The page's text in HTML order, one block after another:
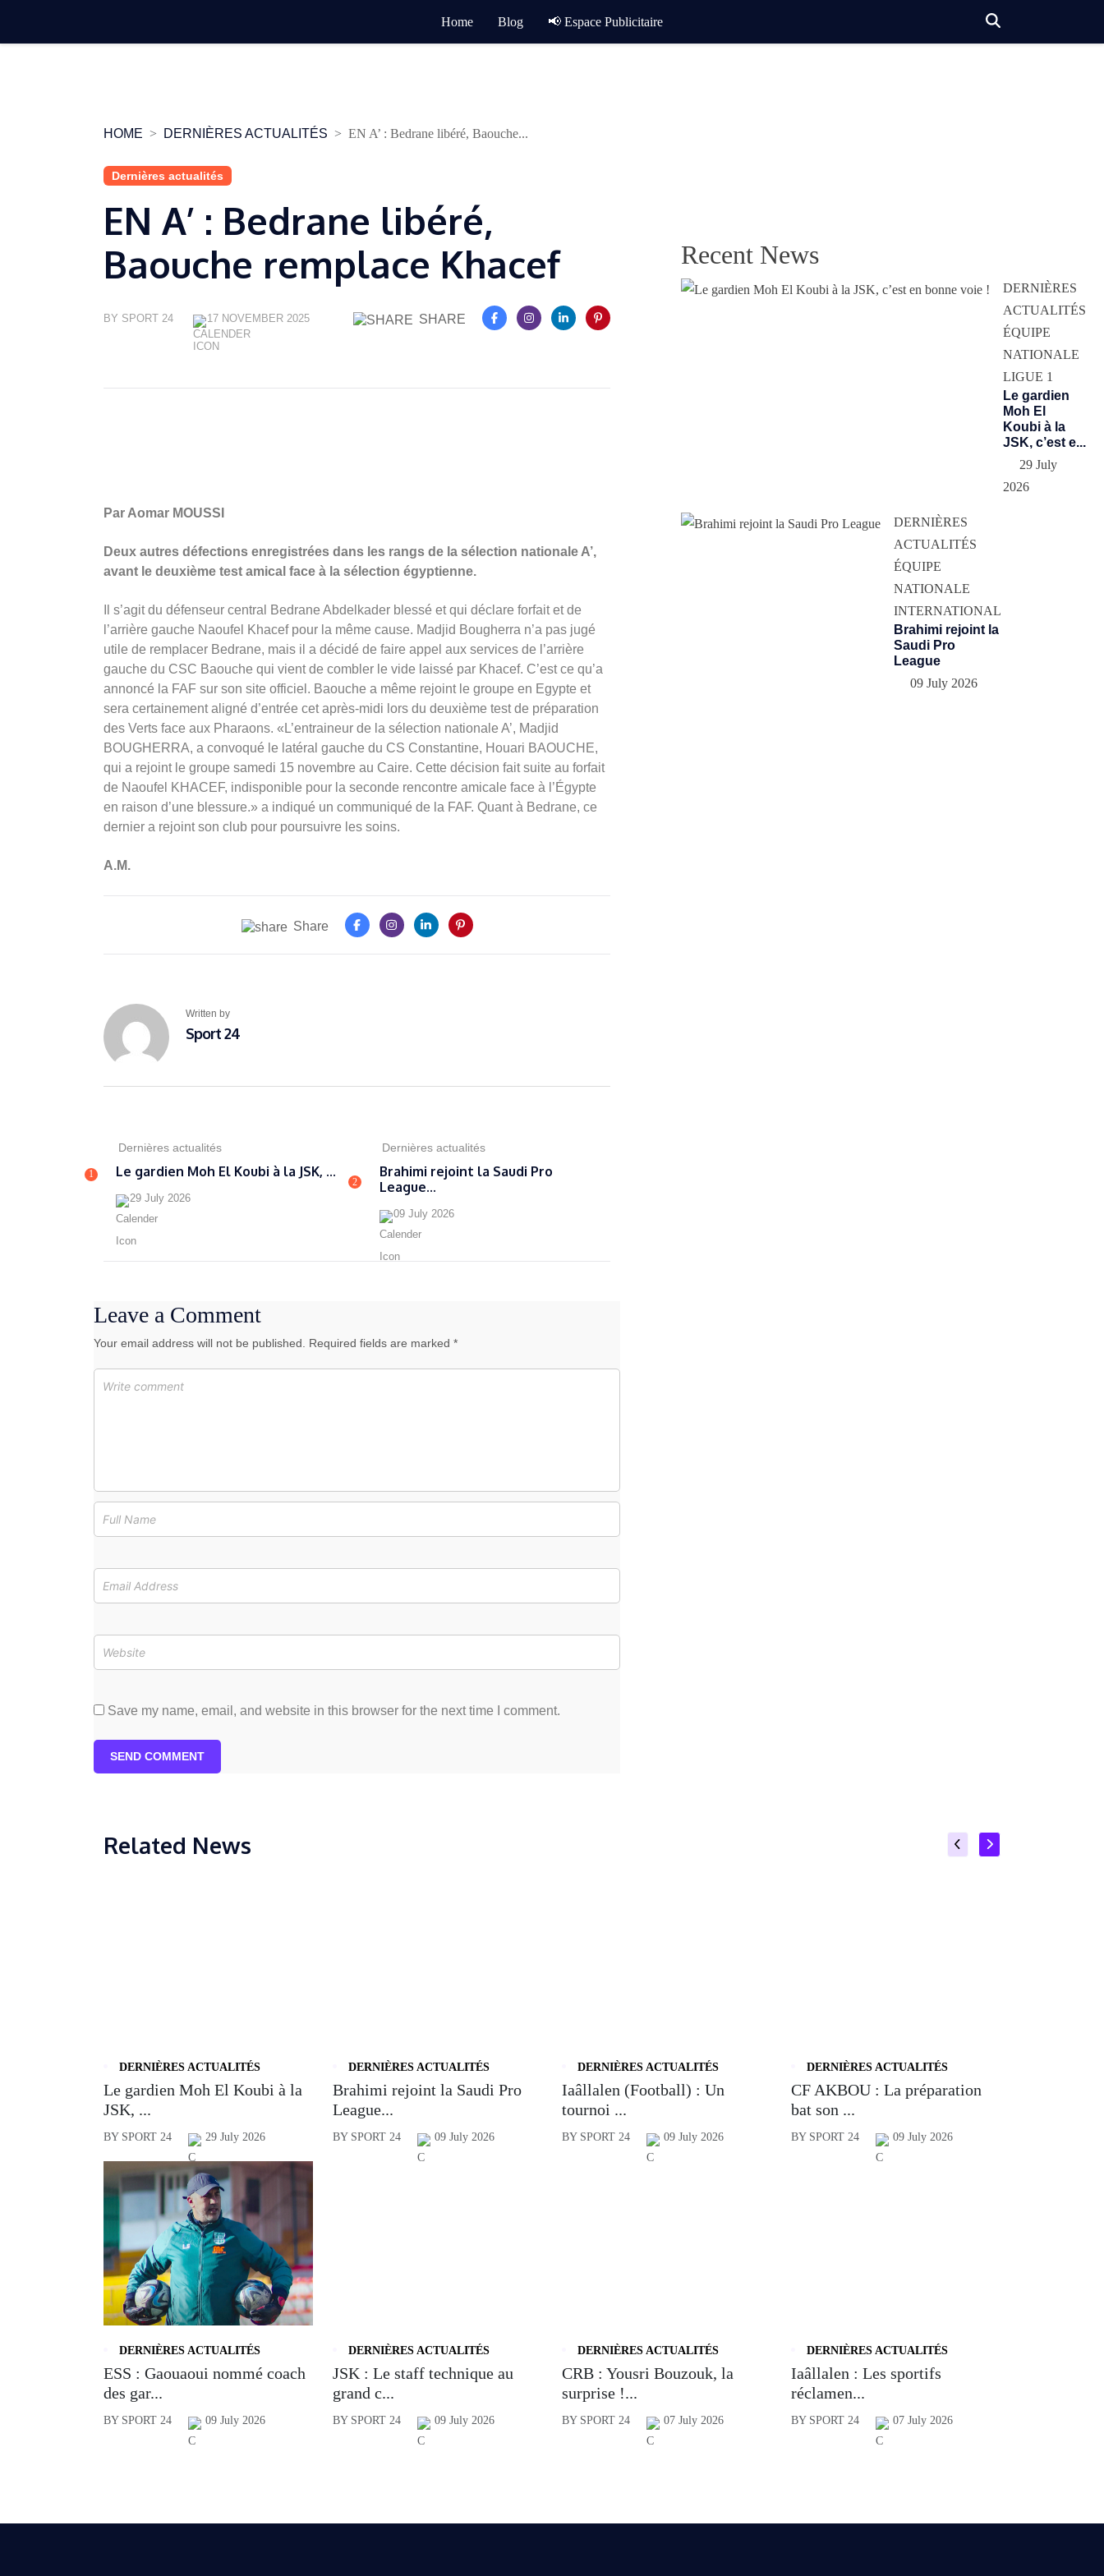
Home Blog 📢 Espace Publicitaire
HOME DERNIÈRES ACTUALITÉS EN A’ : Bedrane libéré, Baouche...
Dernières actualités
EN A’ : Bedrane libéré,
Baouche remplace Khacef
BY SPORT 24 17 NOVEMBER 2025 SHARE
Par Aomar MOUSSI
Deux autres défections enregistrées dans les rangs de la sélection nationale A’,
avant le deuxième test amical face à la sélection égyptienne.
Il s’agit du défenseur central Bedrane Abdelkader blessé et qui déclare forfait et de
l’arrière gauche Naoufel Khacef pour la même cause. Madjid Bougherra n’a pas jugé
utile de remplacer Bedrane, mais il a décidé de faire appel aux services de l’arrière
gauche du CSC Baouche qui vient de combler le vide laissé par Khacef. C’est ce qu’a
annoncé la FAF sur son site officiel. Baouche a même rejoint le groupe en Egypte et
sera certainement aligné d’entrée cet après-midi lors du deuxième test de préparation
des Verts face aux Pharaons. «L’entraineur de la sélection nationale A’, Madjid
BOUGHERRA, a convoqué le latéral gauche du CS Constantine, Houari BAOUCHE,
qui a rejoint le groupe samedi 15 novembre au Caire. Cette décision fait suite au forfait
de Naoufel KHACEF, indisponible pour la seconde rencontre amicale face à l’Égypte
en raison d’une blessure.» a indiqué un communiqué de la FAF. Quant à Bedrane, ce
dernier a rejoint son club pour poursuivre les soins.
A.M.
Share
Written by
Sport 24
1
Dernières actualités
Le gardien Moh El Koubi à la JSK, ...
29 July 2026
2
Dernières actualités
Brahimi rejoint la Saudi Pro
League...
09 July 2026
Leave a Comment
Your email address will not be published. Required fields are marked *
Save my name, email, and website in this browser for the next time I comment.
SEND COMMENT
Recent News
DERNIÈRES
ACTUALITÉS
ÉQUIPE
NATIONALE
LIGUE 1
Le gardien
Moh El
Koubi à la
JSK, c’est e...
29 July
2026
DERNIÈRES
ACTUALITÉS
ÉQUIPE
NATIONALE
INTERNATIONAL
Brahimi rejoint la
Saudi Pro
League
09 July 2026
Related News
DERNIÈRES ACTUALITÉS
Le gardien Moh El Koubi à la
JSK, ...
BY SPORT 24 29 July 2026
DERNIÈRES ACTUALITÉS
Brahimi rejoint la Saudi Pro
League...
BY SPORT 24 09 July 2026
DERNIÈRES ACTUALITÉS
Iaâllalen (Football) : Un
tournoi ...
BY SPORT 24 09 July 2026
DERNIÈRES ACTUALITÉS
CF AKBOU : La préparation
bat son ...
BY SPORT 24 09 July 2026
DERNIÈRES ACTUALITÉS
ESS : Gaouaoui nommé coach
des gar...
BY SPORT 24 09 July 2026
DERNIÈRES ACTUALITÉS
JSK : Le staff technique au
grand c...
BY SPORT 24 09 July 2026
DERNIÈRES ACTUALITÉS
CRB : Yousri Bouzouk, la
surprise !...
BY SPORT 24 07 July 2026
DERNIÈRES ACTUALITÉS
Iaâllalen : Les sportifs
réclamen...
BY SPORT 24 07 July 2026